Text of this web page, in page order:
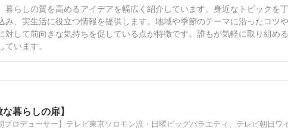
暮らしの質を高めるアイデアを幅広く紹介しています。身近なトピックを
み、実生活に役立つ情報を提供します。地域や季節のテーマに沿ったコツ
対して前向きな気持ちを促している点が特徴です。誰もが気軽に取り組め
います。
暮らしの扉】